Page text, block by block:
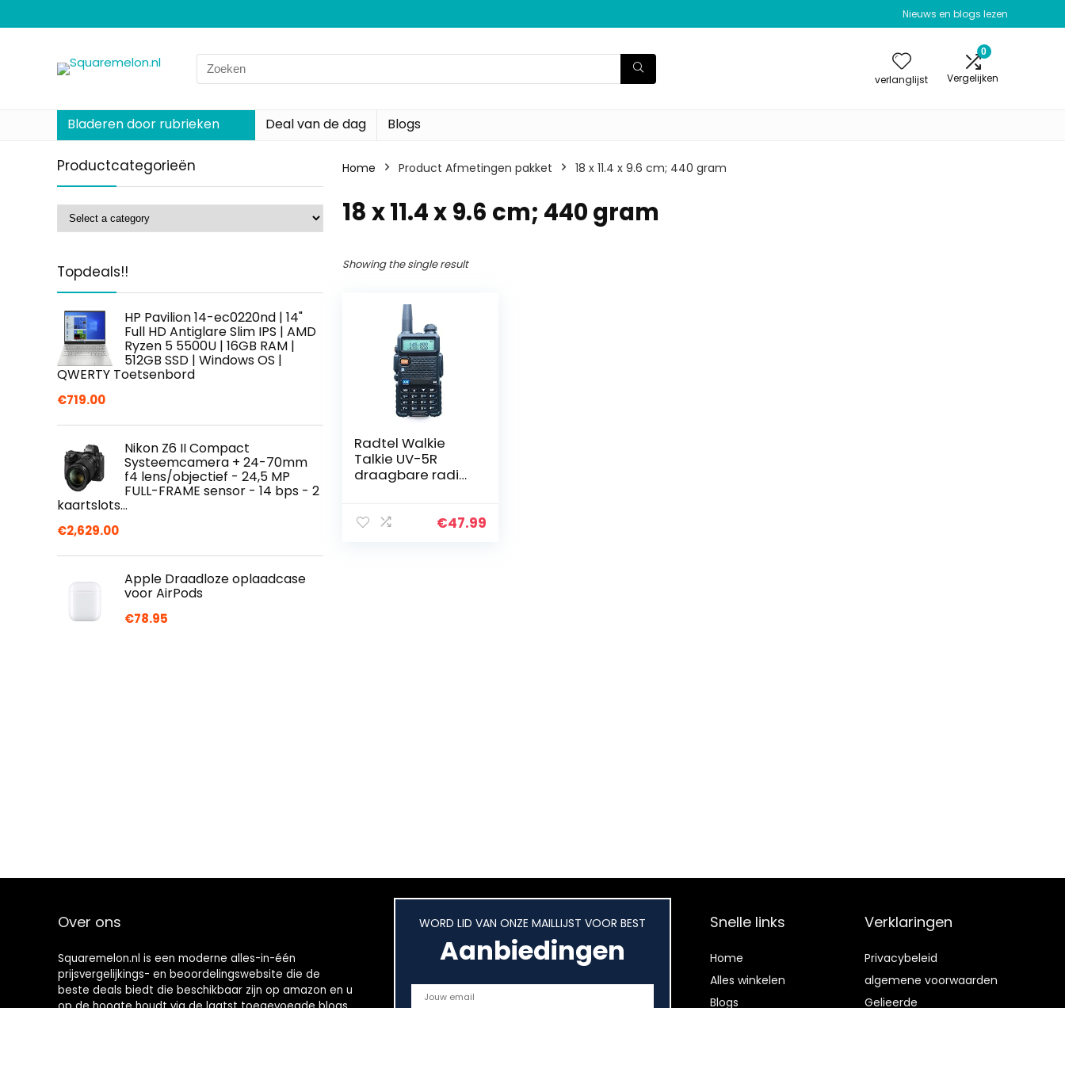
Nieuws en blogs lezen
Search
for:
verlanglijst
0
Vergelijken
Bladeren door rubrieken Deal van de dag Blogs
Productcategorieën
Topdeals!!
HP Pavilion 14-ec0220nd | 14"
Full HD Antiglare Slim IPS | AMD
Ryzen 5 5500U | 16GB RAM |
512GB SSD | Windows OS |
QWERTY Toetsenbord
€719.00
Nikon Z6 II Compact
Systeemcamera + 24-70mm
f4 lens/objectief - 24,5 MP
FULL-FRAME sensor - 14 bps - 2
kaartslots…
€2,629.00
Apple Draadloze oplaadcase
voor AirPods
€78.95
Home Product Afmetingen pakket ‎18 x 11.4 x 9.6 cm; 440 gram
‎18 x 11.4 x 9.6 cm; 440 gram
Showing the single result
Radtel Walkie
Talkie UV-5R
draagbare radio
codering, CTCSS-
€47.99
Over ons
Squaremelon.nl is een moderne alles-in-één
prijsvergelijkings- en beoordelingswebsite die de
beste deals biedt die beschikbaar zijn op amazon en u
op de hoogte houdt via de laatst toegevoegde blogs.
WORD LID VAN ONZE MAILLIJST VOOR BEST
Aanbiedingen
Snelle links
Home
Alles winkelen
Blogs
Verklaringen
Privacybeleid
algemene voorwaarden
Gelieerde